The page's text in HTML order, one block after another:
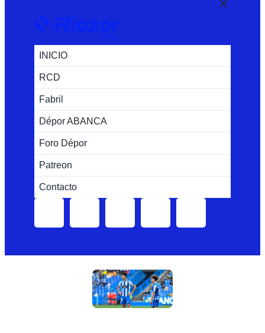
INICIO
RCD
Fabril
Dépor ABANCA
Foro Dépor
Patreon
Contacto